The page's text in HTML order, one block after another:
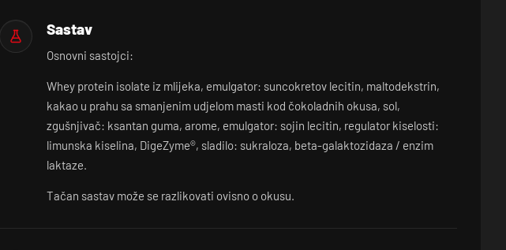
Sastav
Osnovni sastojci:
Whey protein isolate iz mlijeka, emulgator: suncokretov lecitin, maltodekstrin,
kakao u prahu sa smanjenim udjelom masti kod čokoladnih okusa, sol,
zgušnjivač: ksantan guma, arome, emulgator: sojin lecitin, regulator kiselosti:
limunska kiselina, DigeZyme®, sladilo: sukraloza, beta-galaktozidaza / enzim
laktaze.
Tačan sastav može se razlikovati ovisno o okusu.